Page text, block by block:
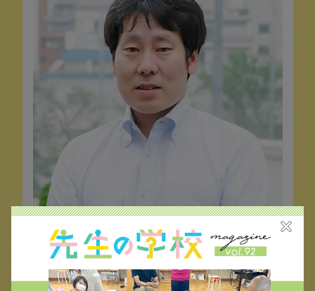
＜プロフィール＞